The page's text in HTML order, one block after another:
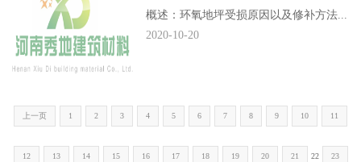
概述：环氧地坪受损原因以及修补方法...
2020-10-20
上一页 1 2 3 4 5 6 7 8 9 10 11
12 13 14 15 16 17 18 19 20 21 22 23